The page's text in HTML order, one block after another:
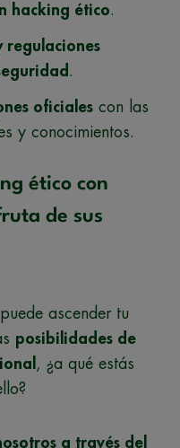
hacking ético
regulaciones
oficiales con las
y conocimientos.
ético con
de sus
ascender tu
posibilidades de
, ¿a qué estás
a través del